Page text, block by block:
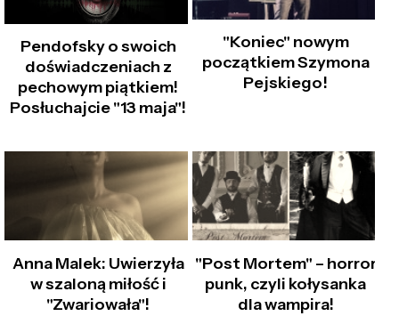
Pendofsky o swoich
doświadczeniach z
pechowym piątkiem!
Posłuchajcie "13 maja"!
"Koniec" nowym
początkiem Szymona
Pejskiego!
Anna Malek: Uwierzyła
w szaloną miłość i
"Zwariowała"!
"Post Mortem" – horror
punk, czyli kołysanka
dla wampira!